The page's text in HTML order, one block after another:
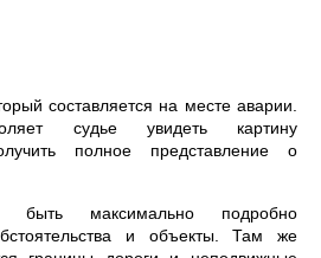
составляется на месте аварии.
судье увидеть картину
полное представление о
максимально подробно
и объекты. Там же